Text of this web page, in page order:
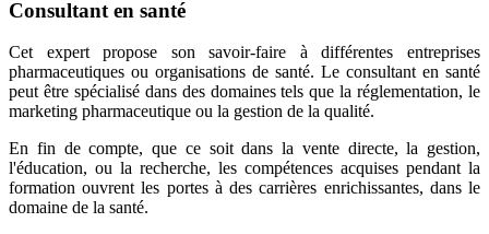
Consultant en santé
Cet expert propose son savoir-faire à différentes entreprises
pharmaceutiques ou organisations de santé. Le consultant en santé
peut être spécialisé dans des domaines tels que la réglementation, le
marketing pharmaceutique ou la gestion de la qualité.
En fin de compte, que ce soit dans la vente directe, la gestion,
l'éducation, ou la recherche, les compétences acquises pendant la
formation ouvrent les portes à des carrières enrichissantes, dans le
domaine de la santé.